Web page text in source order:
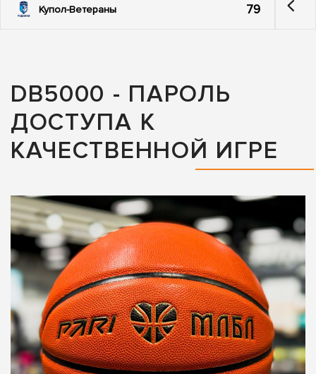
Купол-Ветераны 79
DB5000 - ПАРОЛЬ
ДОСТУПА К
КАЧЕСТВЕННОЙ ИГРЕ